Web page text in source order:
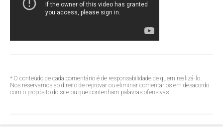
* O conteúdo de cada comentário é de responsabilidade de quem realizá-lo.
Nos reservamos ao direito de reprovar ou eliminar comentários em desacordo
com o propósito do site ou que contenham palavras ofensivas.